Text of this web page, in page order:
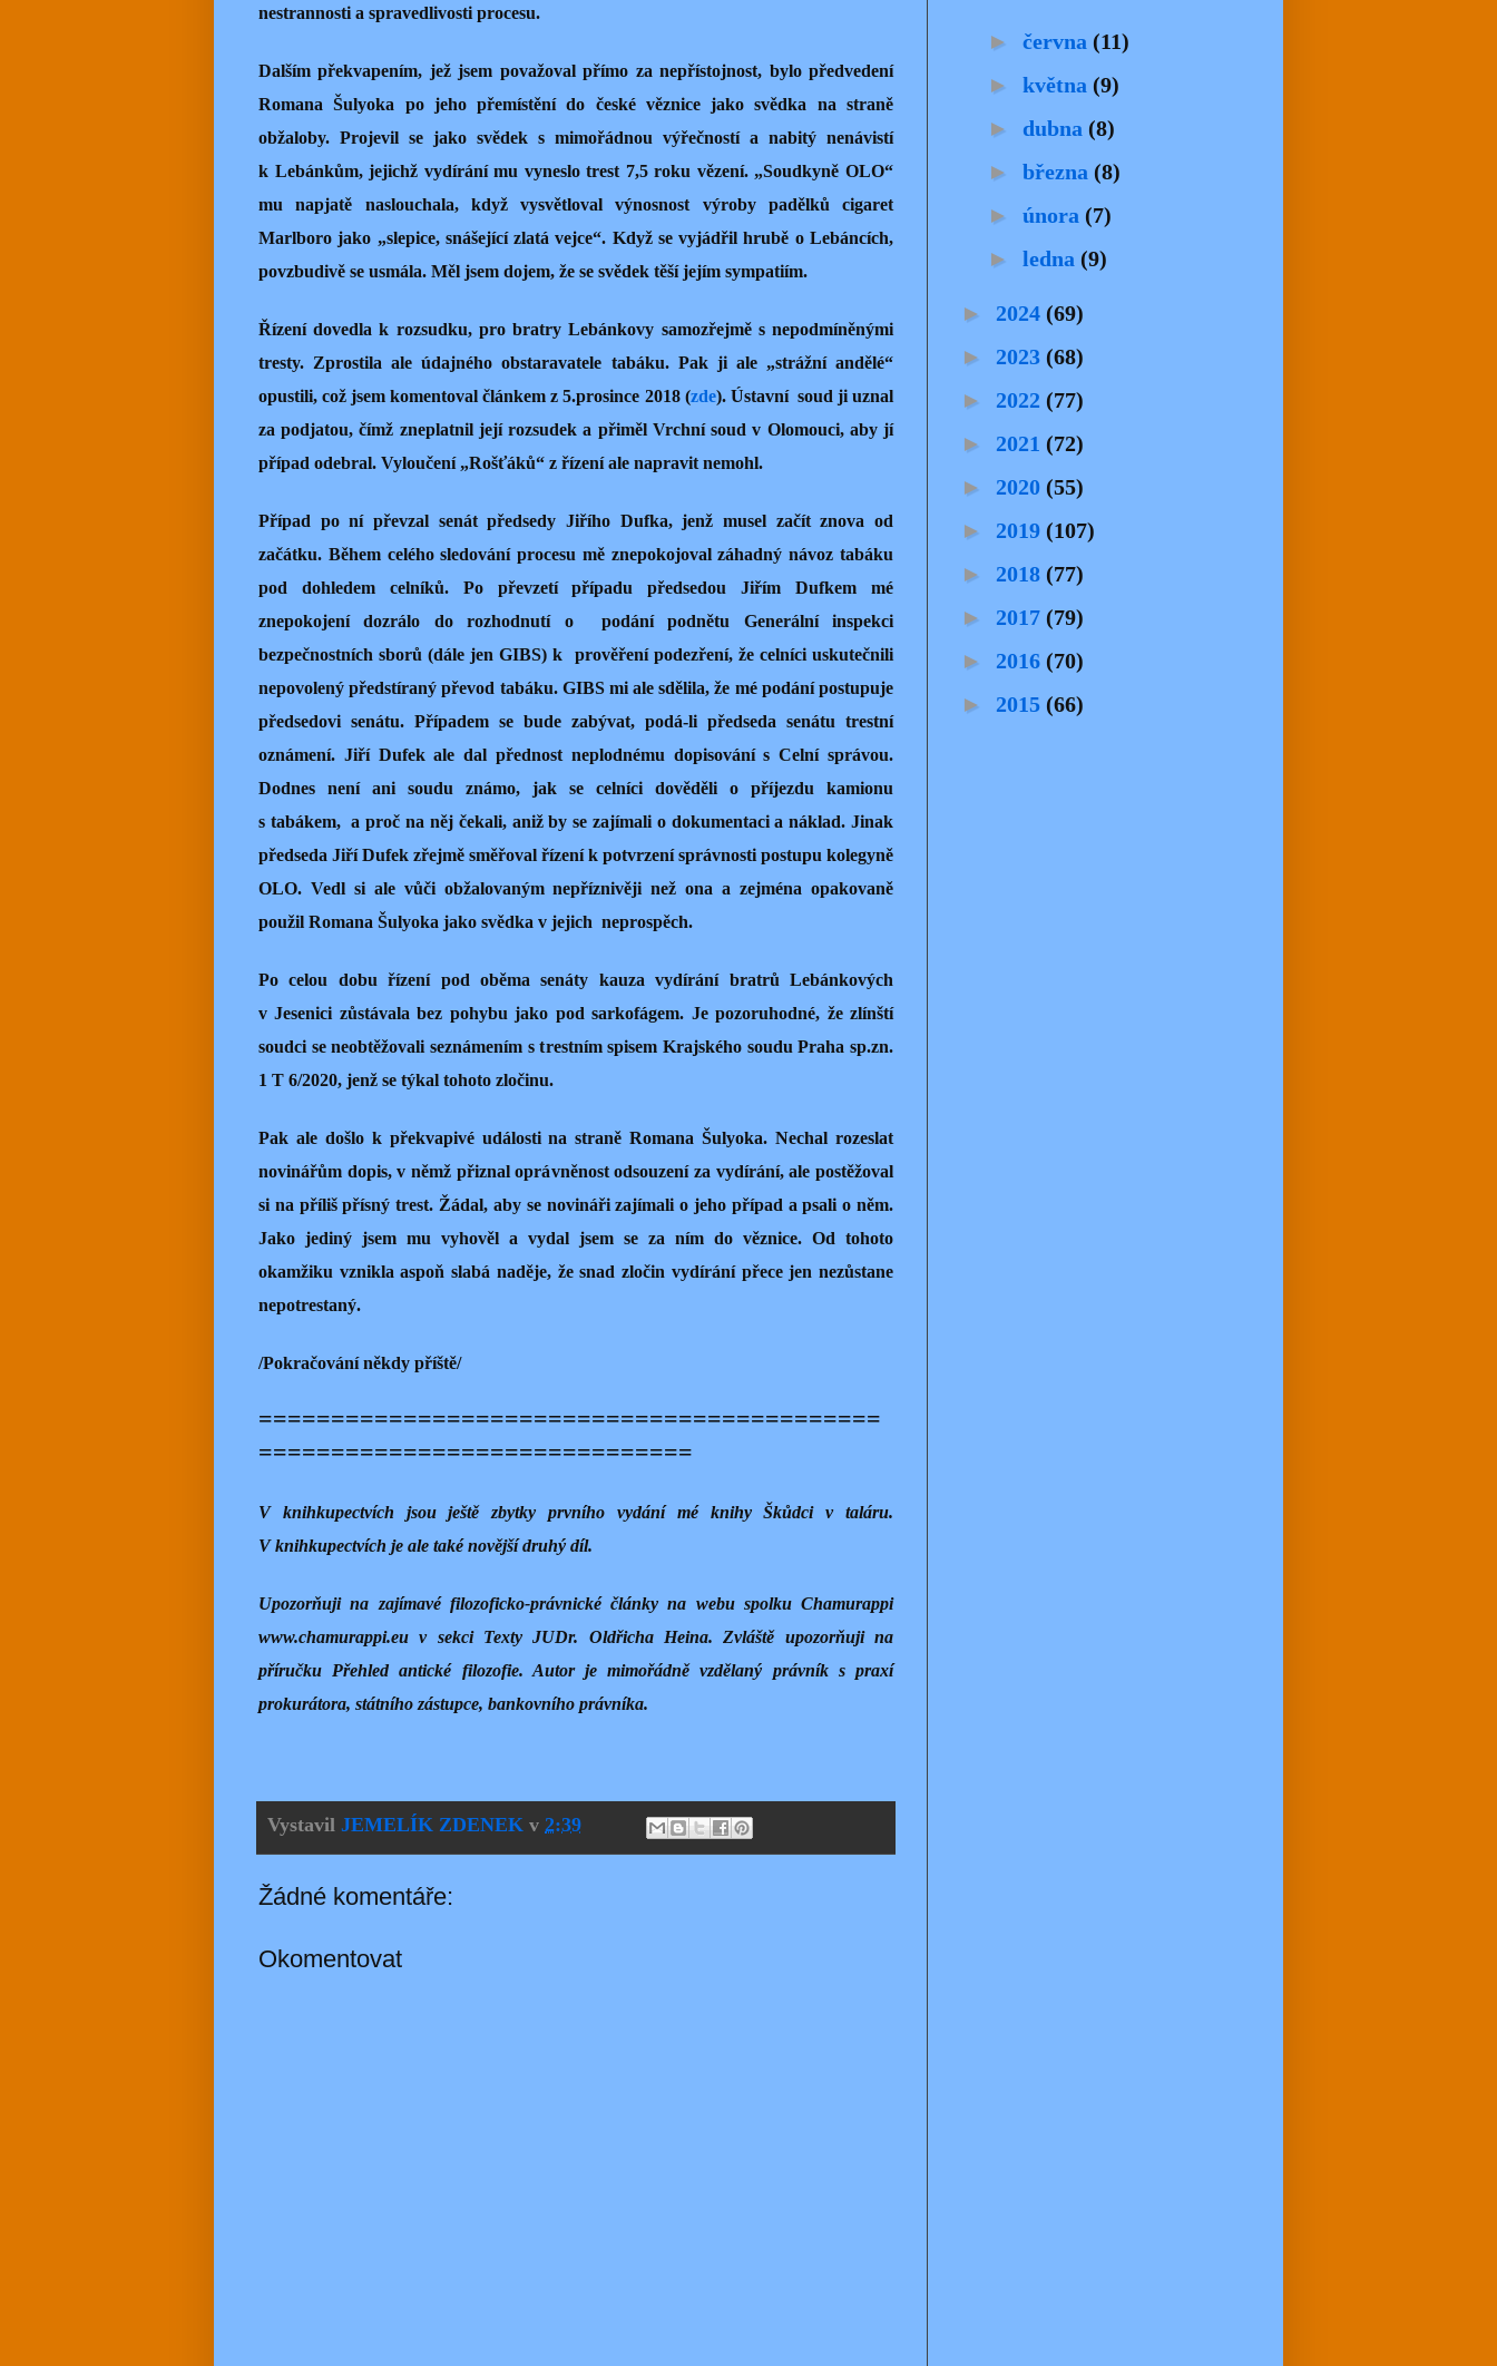
nestrannosti a spravedlivosti procesu.
Dalším překvapením, jež jsem považoval přímo za nepřístojnost, bylo předvedení
Romana Šulyoka po jeho přemístění do české věznice jako svědka na straně
obžaloby. Projevil se jako svědek s mimořádnou výřečností a nabitý nenávistí
k Lebánkům, jejichž vydírání mu vyneslo trest 7,5 roku vězení. „Soudkyně OLO“
mu napjatě naslouchala, když vysvětloval výnosnost výroby padělků cigaret
Marlboro jako „slepice, snášející zlatá vejce“. Když se vyjádřil hrubě o Lebáncích,
povzbudivě se usmála. Měl jsem dojem, že se svědek těší jejím sympatiím.
Řízení dovedla k rozsudku, pro bratry Lebánkovy samozřejmě s nepodmíněnými
tresty. Zprostila ale údajného obstaravatele tabáku. Pak ji ale „strážní andělé“
opustili, což jsem komentoval článkem z 5.prosince 2018 (zde). Ústavní soud ji uznal
za podjatou, čímž zneplatnil její rozsudek a přiměl Vrchní soud v Olomouci, aby jí
případ odebral. Vyloučení „Rošťáků“ z řízení ale napravit nemohl.
Případ po ní převzal senát předsedy Jiřího Dufka, jenž musel začít znova od
začátku. Během celého sledování procesu mě znepokojoval záhadný návoz tabáku
pod dohledem celníků. Po převzetí případu předsedou Jiřím Dufkem mé
znepokojení dozrálo do rozhodnutí o
podání podnětu Generální inspekci
bezpečnostních sborů (dále jen GIBS) k
prověření podezření, že celníci uskutečnili
nepovolený předstíraný převod tabáku. GIBS mi ale sdělila, že mé podání postupuje
předsedovi senátu. Případem se bude zabývat, podá-li předseda senátu trestní
oznámení. Jiří Dufek ale dal přednost neplodnému dopisování s Celní správou.
Dodnes není ani soudu známo, jak se celníci dověděli o příjezdu kamionu
s tabákem, a proč na něj čekali, aniž by se zajímali o dokumentaci a náklad. Jinak
předseda Jiří Dufek zřejmě směřoval řízení k potvrzení správnosti postupu kolegyně
OLO. Vedl si ale vůči obžalovaným nepříznivěji než ona a zejména opakovaně
použil Romana Šulyoka jako svědka v jejich neprospěch.
Po celou dobu řízení pod oběma senáty kauza vydírání bratrů Lebánkových
v Jesenici zůstávala bez pohybu jako pod sarkofágem. Je pozoruhodné, že zlínští
soudci se neobtěžovali seznámením s trestním spisem Krajského soudu Praha sp.zn.
1 T 6/2020, jenž se týkal tohoto zločinu.
Pak ale došlo k překvapivé události na straně Romana Šulyoka. Nechal rozeslat
novinářům dopis, v němž přiznal oprávněnost odsouzení za vydírání, ale postěžoval
si na příliš přísný trest. Žádal, aby se novináři zajímali o jeho případ a psali o něm.
Jako jediný jsem mu vyhověl a vydal jsem se za ním do věznice. Od tohoto
okamžiku vznikla aspoň slabá naděje, že snad zločin vydírání přece jen nezůstane
nepotrestaný.
/Pokračování někdy příště/
===========================================
==============================
V knihkupectvích jsou ještě zbytky prvního vydání mé knihy Škůdci v taláru.
V knihkupectvích je ale také novější druhý díl.
Upozorňuji na zajímavé filozoficko-právnické články na webu spolku Chamurappi
www.chamurappi.eu v sekci Texty JUDr. Oldřicha Heina. Zvláště upozorňuji na
příručku Přehled antické filozofie. Autor je mimořádně vzdělaný právník s praxí
prokurátora, státního zástupce, bankovního právníka.
Vystavil JEMELÍK ZDENEK v 2:39
Žádné komentáře:
Okomentovat
► června (11)
► května (9)
► dubna (8)
► března (8)
► února (7)
► ledna (9)
► 2024 (69)
► 2023 (68)
► 2022 (77)
► 2021 (72)
► 2020 (55)
► 2019 (107)
► 2018 (77)
► 2017 (79)
► 2016 (70)
► 2015 (66)